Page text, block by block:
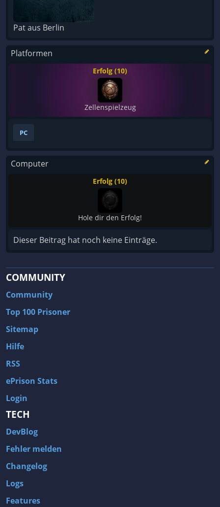
Pat aus Berlin
Platformen
Erfolg (10)
Zellenspielzeug
PC
Computer
Erfolg (10)
Hole dir den Erfolg!
Dieser Beitrag hat noch keine Einträge.
COMMUNITY
Community
Top 100 Prisoner
Sitemap
Hilfe
RSS
ePrison Stats
Login
TECH
DevBlog
Fehler melden
Changelog
Logs
Features